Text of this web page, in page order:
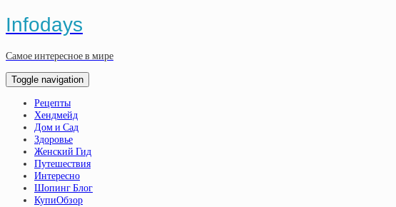
Infodays
Самое интересное в мире
Toggle navigation
Рецепты
Хендмейд
Дом и Сад
Здоровье
Женский Гид
Путешествия
Интересно
Шопинг Блог
КупиОбзор